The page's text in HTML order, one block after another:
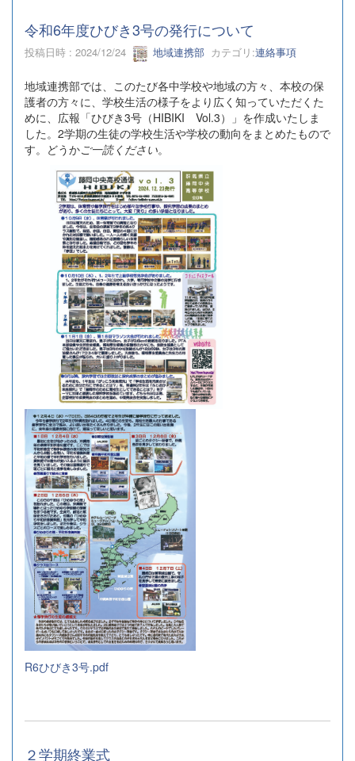
令和6年度ひびき3号の発行について
投稿日時 : 2024/12/24 地域連携部 カテゴリ:連絡事項
地域連携部では、このたび各中学校や地域の方々、本校の保
護者の方々に、学校生活の様子をより広く知っていただくた
めに、広報「ひびき3号（HIBIKI Vol.3）」を作成いたしま
した。2学期の生徒の学校生活や学校の動向をまとめたもので
す。どうかご一読ください。
R6ひびき3号.pdf
２学期終業式